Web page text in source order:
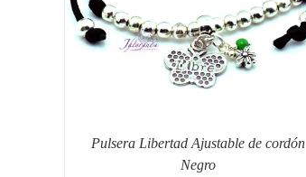
Pulsera Libertad Ajustable de cordón
Negro